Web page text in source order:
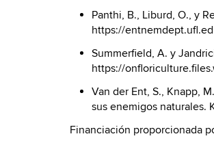
Panthi, B., Liburd, O., y
https://
Summerfield, A. y
https://
Van der Ent, S., Knapp,
sus enemigos naturales.
Financiación proporcionada